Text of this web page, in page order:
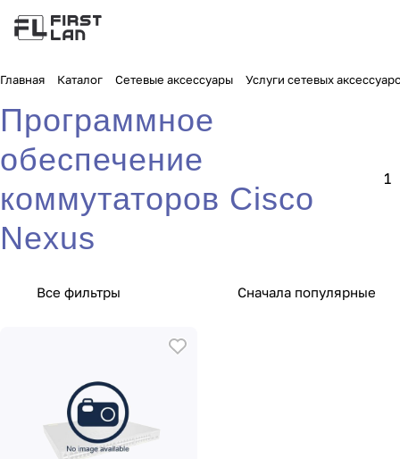
Главная Каталог Сетевые аксессуары Услуги сетевых
Программное
обеспечение
коммутаторов Cisco
Nexus
1
Все фильтры Сначала популярные